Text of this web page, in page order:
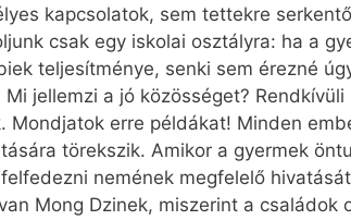
kapcsolatok, sem tettekre
csak egy iskolai osztályra: ha a
teljesítménye, senki sem érezné
jellemzi a jó közösséget?
Mondjatok erre példákat! Minden
törekszik. Amikor a gyermek
nemének megfelelő
Mong Dzinek, miszerint a